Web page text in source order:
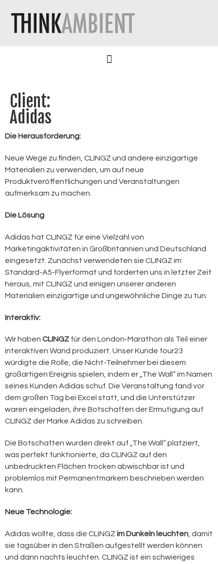
Client:
Adidas
Die Herausforderung:
Neue Wege zu finden, CLINGZ und andere einzigartige
Materialien zu verwenden, um auf neue
Produktveröffentlichungen und Veranstaltungen
aufmerksam zu machen.
Die Lösung
Adidas hat CLINGZ für eine Vielzahl von
Marketingaktivitäten in Großbritannien und Deutschland
eingesetzt. Zunächst verwendeten sie CLINGZ im
Standard-A5-Flyerformat und forderten uns in letzter Zeit
heraus, mit CLINGZ und einigen unserer anderen
Materialien einzigartige und ungewöhnliche Dinge zu tun.
Interaktiv:
Wir haben CLINGZ für den London-Marathon als Teil einer
interaktiven Wand produziert. Unser Kunde four23
würdigte die Rolle, die Nicht-Teilnehmer bei diesem
großartigen Ereignis spielen, indem er „The Wall“ im Namen
seines Kunden Adidas schuf. Die Veranstaltung fand vor
dem großen Tag bei Excel statt, und die Unterstützer
waren eingeladen, ihre Botschaften der Ermutigung auf
CLINGZ der Marke Adidas zu schreiben.
Die Botschaften wurden direkt auf „The Wall“ platziert,
was perfekt funktionierte, da CLINGZ auf den
unbedruckten Flächen trocken abwischbar ist und
problemlos mit Permanentmarkern beschrieben werden
kann.
Neue Technologie:
Adidas wollte, dass die CLINGZ im Dunkeln leuchten , damit
sie tagsüber in den Straßen aufgestellt werden können
und dann nachts leuchten. CLINGZ ist ein schwieriges